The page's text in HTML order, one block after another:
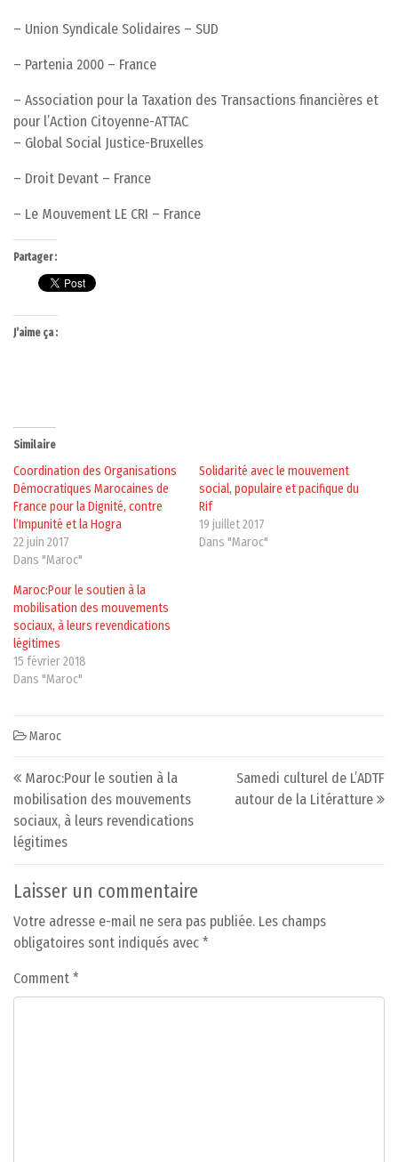
– Union Syndicale Solidaires – SUD
– Partenia 2000 – France
– Association pour la Taxation des Transactions financières et
pour l’Action Citoyenne-ATTAC
– Global Social Justice-Bruxelles
– Droit Devant – France
– Le Mouvement LE CRI – France
Partager :
J’aime ça :
Similaire
Coordination des Organisations
Démocratiques Marocaines de
France pour la Dignité, contre
l’Impunité et la Hogra
22 juin 2017
Dans "Maroc"
Solidarité avec le mouvement
social, populaire et pacifique du
Rif
19 juillet 2017
Dans "Maroc"
Maroc:Pour le soutien à la
mobilisation des mouvements
sociaux, à leurs revendications
légitimes
15 février 2018
Dans "Maroc"
Maroc
Post navigation
Maroc:Pour le soutien à la
mobilisation des mouvements
sociaux, à leurs revendications
légitimes
Samedi culturel de L’ADTF
autour de la Litératture
Laisser un commentaire
Votre adresse e-mail ne sera pas publiée. Les champs
obligatoires sont indiqués avec *
Comment *